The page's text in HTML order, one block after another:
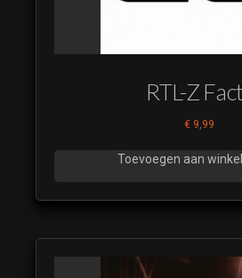
RTL-Z
€ 9,99
Toevoegen aan